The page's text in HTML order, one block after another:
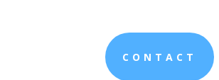
CONTACT